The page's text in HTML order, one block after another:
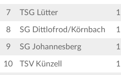
7 TSG Lütter 1
8 SG Dittlofrod/Körnbach 1
9 SG Johannesberg 1
10 TSV Künzell 1